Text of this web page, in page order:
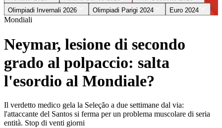
Olimpiadi Invernali 2026
Olimpiadi Parigi 2024 Euro 2024
Mondiali
Neymar, lesione di secondo
grado al polpaccio: salta
l'esordio al Mondiale?
Il verdetto medico gela la Seleção a due settimane dal via:
l'attaccante del Santos si ferma per un problema muscolare di seria
entità. Stop di venti giorni